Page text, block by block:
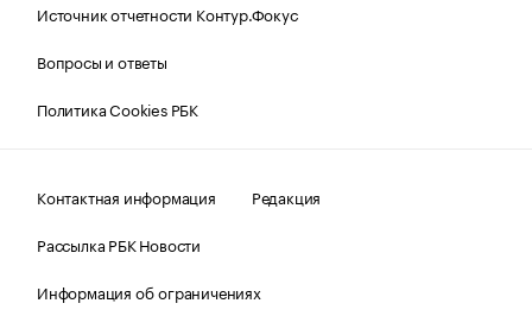
Источник отчетности Контур.Фокус
Вопросы и ответы
Политика Cookies РБК
Контактная информация
Редакция
Рассылка РБК Новости
Информация об ограничениях